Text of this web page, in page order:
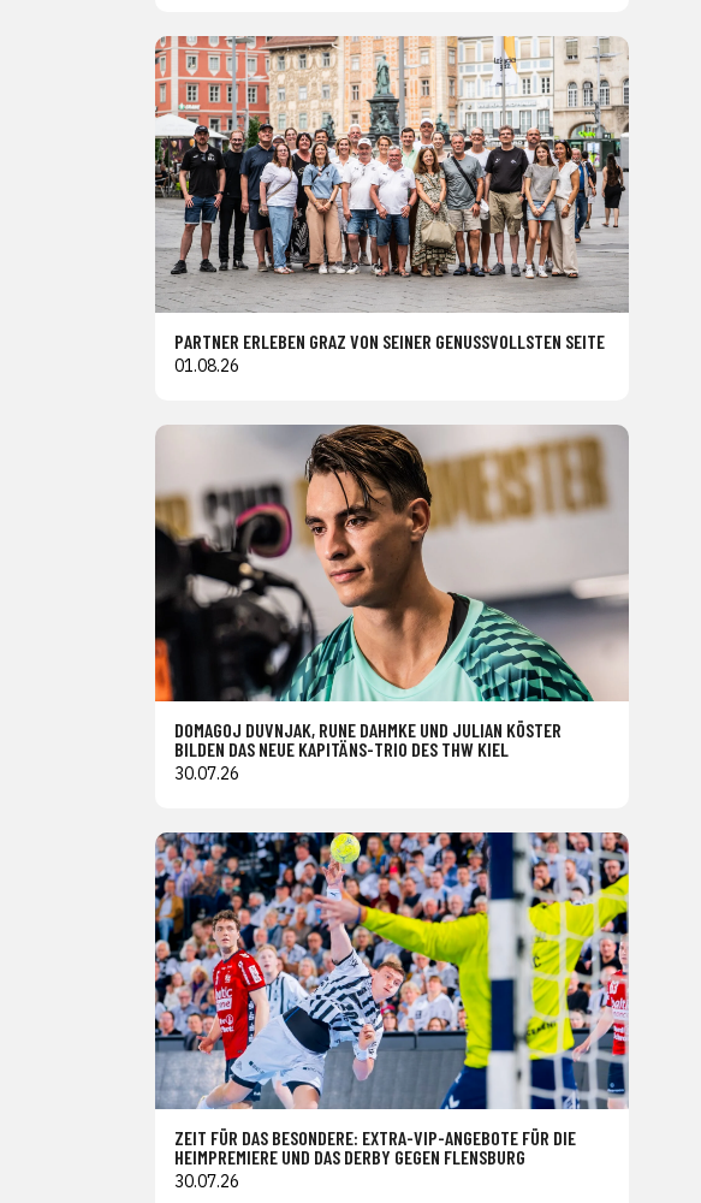
PARTNER ERLEBEN GRAZ VON SEINER GENUSSVOLLSTEN SEITE
01.08.26
DOMAGOJ DUVNJAK, RUNE DAHMKE UND JULIAN KÖSTER
BILDEN DAS NEUE KAPITÄNS-TRIO DES THW KIEL
30.07.26
ZEIT FÜR DAS BESONDERE: EXTRA-VIP-ANGEBOTE FÜR DIE
HEIMPREMIERE UND DAS DERBY GEGEN FLENSBURG
30.07.26